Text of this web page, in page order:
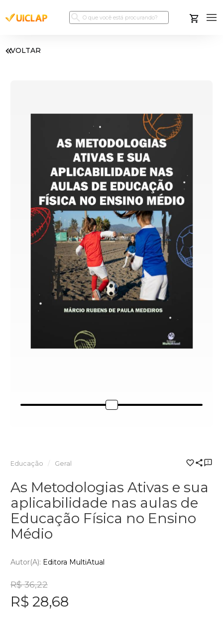
VOLTAR
Educação Geral
As Metodologias Ativas e sua
aplicabilidade nas aulas de
Educação Física no Ensino
Médio
Autor(a): Editora MultiAtual
R$ 36,22
R$ 28,68